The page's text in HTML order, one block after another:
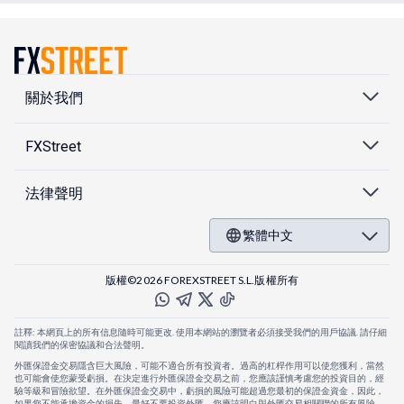
關於我們
FXStreet
法律聲明
繁體中文
版權©2026 FOREXSTREET S.L.版權所有
註釋: 本網頁上的所有信息隨時可能更改. 使用本網站的瀏覽者必須接受我們的用戶協議. 請仔細
閱讀我們的保密協議和合法聲明。
外匯保證金交易隱含巨大風險，可能不適合所有投資者。過高的杠桿作用可以使您獲利，當然
也可能會使您蒙受虧損。在決定進行外匯保證金交易之前，您應該謹慎考慮您的投資目的，經
驗等級和冒險欲望。在外匯保證金交易中，虧損的風險可能超過您最初的保證金資金，因此，